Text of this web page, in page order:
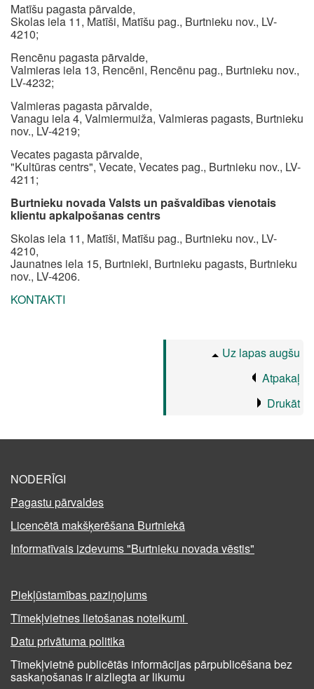
Matīšu pagasta pārvalde,
Skolas iela 11, Matīši, Matīšu pag., Burtnieku nov., LV-
4210;
Rencēnu pagasta pārvalde,
Valmieras iela 13, Rencēni, Rencēnu pag., Burtnieku nov.,
LV-4232;
Valmieras pagasta pārvalde,
Vanagu iela 4, Valmiermuiža, Valmieras pagasts, Burtnieku
nov., LV-4219;
Vecates pagasta pārvalde,
"Kultūras centrs", Vecate, Vecates pag., Burtnieku nov., LV-
4211;
Burtnieku novada Valsts un pašvaldības vienotais
klientu apkalpošanas centrs
Skolas iela 11, Matīši, Matīšu pag., Burtnieku nov., LV-
4210,
Jaunatnes iela 15, Burtnieki, Burtnieku pagasts, Burtnieku
nov., LV-4206.
KONTAKTI
Uz lapas augšu
Atpakaļ
Drukāt
NODERĪGI
Pagastu pārvaldes
Licencētā makšķerēšana Burtniekā
Informatīvais izdevums "Burtnieku novada vēstis"
Piekļūstamības paziņojums
Tīmekļvietnes lietošanas noteikumi
Datu privātuma politika
Tīmekļvietnē publicētās informācijas pārpublicēšana bez
saskaņošanas ir aizliegta ar likumu